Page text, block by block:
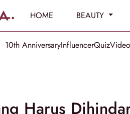
HOME BEAUTY
10th AnniversaryInfluencerQuiz
Harus